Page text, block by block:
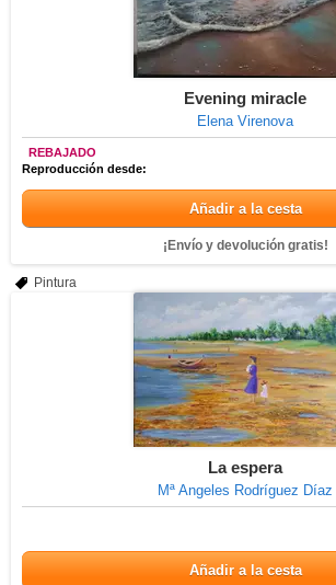
Evening miracle
Elena Virenova
REBAJADO
Reproducción desde:
Añadir a la cesta
¡Envío y devolución gratis!
Pintura
La espera
Mª Angeles Rodríguez Díaz
Añadir a la cesta